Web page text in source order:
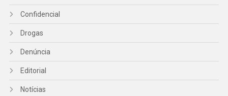
Confidencial
Drogas
Denúncia
Editorial
Notícias